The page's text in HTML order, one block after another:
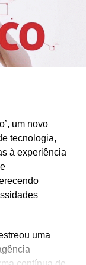
“We Play
Mulher, a
gratuita
pertencentes
um novo
tecnologia,
à experiência
uma